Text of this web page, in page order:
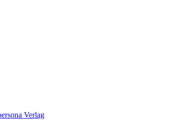
Verlag